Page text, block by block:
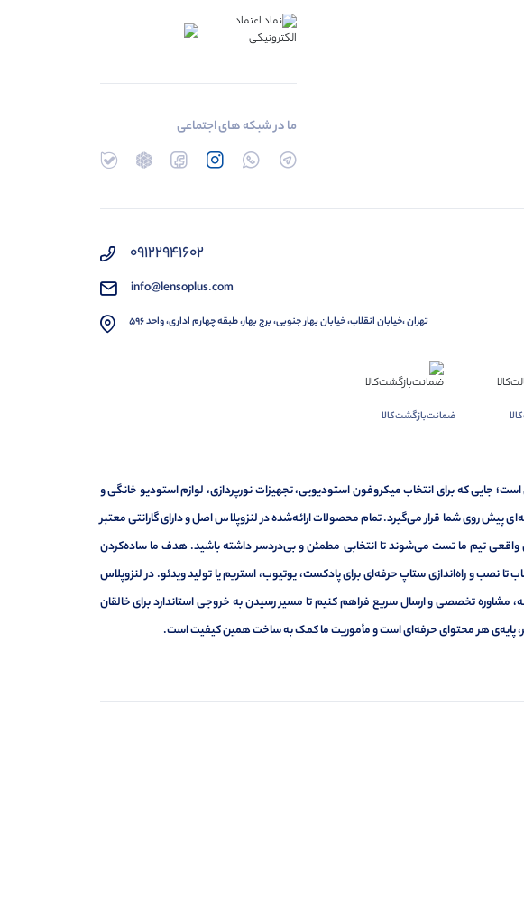
ما در شبکه های اجتماعی
۰۹۱۲۲۹۴۱۶۰۲
info@lensoplus.com
تهران ،خیابان انقلاب، خیابان بهار جنوبی، برج بهار، طبقه چهارم اداری، واحد ۵۹۶
ضمانت‌بازگشت‌کالا
جایی که برای انتخاب میکروفون استودیویی، تجهیزات نورپردازی، لوازم استودیو خانگی و
پیش روی شما قرار می‌گیرد. تمام محصولات ارائه‌شده در لنزوپلاس اصل و دارای گارانتی معتبر
واقعی تیم ما تست می‌شوند تا انتخابی مطمئن و بی‌دردسر داشته باشید. هدف ما ساده‌کردن
نصب و راه‌اندازی ستاپ حرفه‌ای برای پادکست، یوتیوب، استریم یا تولید ویدئو. در لنزوپلاس
مشاوره تخصصی و ارسال سریع فراهم کنیم تا مسیر رسیدن به خروجی استاندارد برای خالقان
پایه‌ی هر محتوای حرفه‌ای است و مأموریت ما کمک به ساخت همین کیفیت است.